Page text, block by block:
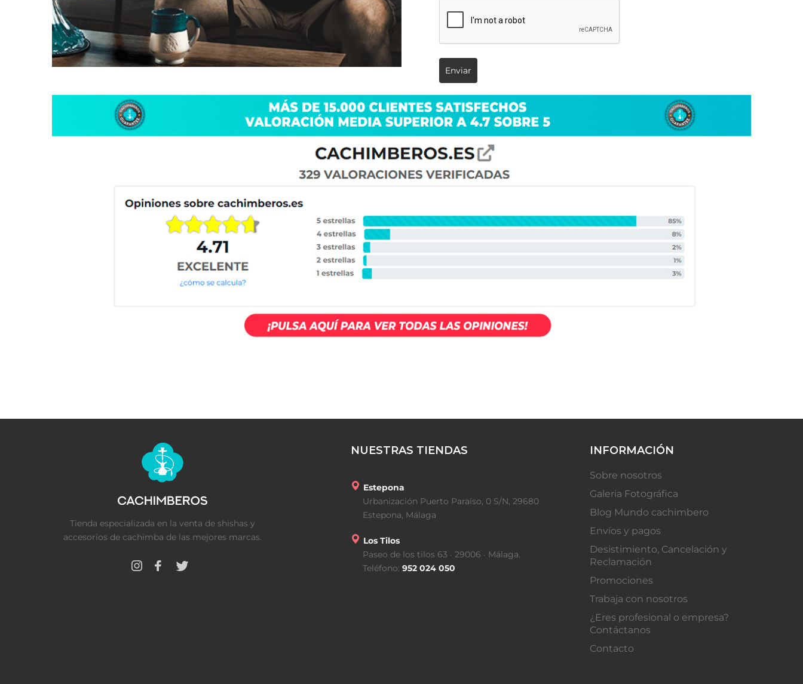
Enviar
Tienda especializada en la venta de shishas y
accesorios de cachimba de las mejores marcas.
NUESTRAS TIENDAS
Estepona
Urbanización Puerto Paraíso, 0 S/N, 29680
Estepona, Málaga
Los Tilos
Paseo de los tilos 63 · 29006 · Málaga.
Teléfono: 952 024 050
INFORMACIÓN
Sobre nosotros
Galeria Fotográfica
Blog Mundo cachimbero
Envíos y pagos
Desistimiento, Cancelación y
Reclamación
Promociones
Trabaja con nosotros
¿Eres profesional o empresa?
Contáctanos
Contacto